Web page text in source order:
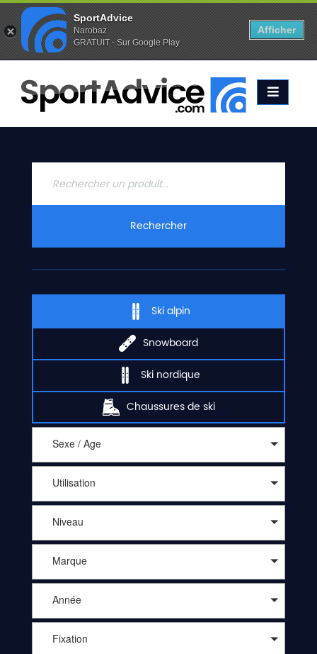
Favoris (0) Alertes (0)
ACCUEIL
SKIS
2020
CONTACT
Rechercher
Ski alpin
Snowboard
Ski nordique
Chaussures de ski
Sexe / Age
Utilisation
Niveau
Marque
Année
Fixation
SportAdvice
Narobaz
GRATUIT - Sur Google Play
Afficher